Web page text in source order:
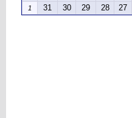
27
28
29
30
31
1